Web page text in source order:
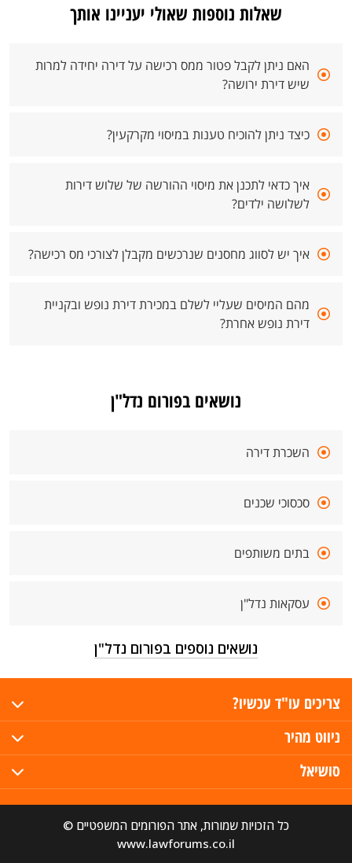
שאלות נוספות שאולי יעניינו אותך
האם ניתן לקבל פטור ממס רכישה על דירה יחידה למרות
שיש דירת ירושה?
כיצד ניתן להוכיח טענות במיסוי מקרקעין?
איך כדאי לתכנן את מיסוי ההורשה של שלוש דירות
לשלושה ילדים?
איך יש לסווג מחסנים שנרכשים מקבלן לצורכי מס רכישה?
מהם המיסים שעליי לשלם במכירת דירת נופש ובקניית
דירת נופש אחרת?
נושאים בפורום נדל"ן
השכרת דירה
סכסוכי שכנים
בתים משותפים
עסקאות נדל"ן
נושאים נוספים בפורום נדל"ן
צריכים עו"ד עכשיו?
ניווט מהיר
סושיאל
כל הזכויות שמורות, אתר הפורומים המשפטיים ©
www.lawforums.co.il